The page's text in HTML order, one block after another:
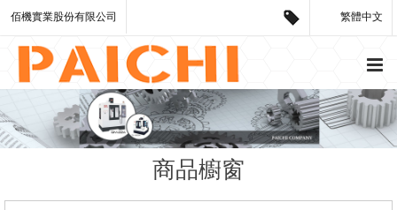
繁體中文
佰機實業股份有限公司
商品櫥窗